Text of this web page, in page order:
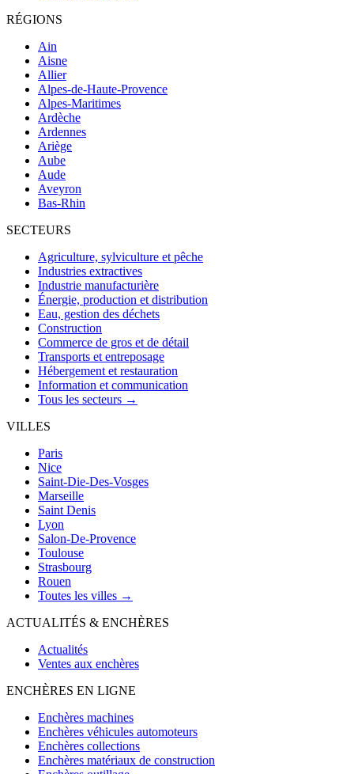
RÉGIONS
Ain
Aisne
Allier
Alpes-de-Haute-Provence
Alpes-Maritimes
Ardèche
Ardennes
Ariège
Aube
Aude
Aveyron
Bas-Rhin
SECTEURS
Agriculture, sylviculture et pêche
Industries extractives
Industrie manufacturière
Énergie, production et distribution
Eau, gestion des déchets
Construction
Commerce de gros et de détail
Transports et entreposage
Hébergement et restauration
Information et communication
Tous les secteurs →
VILLES
Paris
Nice
Saint-Die-Des-Vosges
Marseille
Saint Denis
Lyon
Salon-De-Provence
Toulouse
Strasbourg
Rouen
Toutes les villes →
ACTUALITÉS & ENCHÈRES
Actualités
Ventes aux enchères
ENCHÈRES EN LIGNE
Enchères machines
Enchères véhicules automoteurs
Enchères collections
Enchères matériaux de construction